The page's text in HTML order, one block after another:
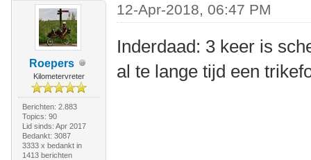
Roepers
Kilometervreter
Berichten: 2.883
Topics: 90
Lid sinds: Apr 2017
Bedankt: 3087
3333 x bedankt in
1413 berichten
12-Apr-2018, 06:47 PM
Inderdaad: 3 keer is
al te lange tijd een